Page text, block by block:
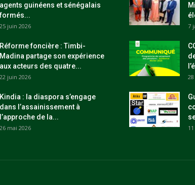
agents guinéens et sénégalais
formés...
25 juin 2026
Réforme foncière : Timbi-
Madina partage son expérience
aux acteurs des quatre...
22 juin 2026
Kindia : la diaspora s’engage
dans l’assainissement à
l’approche de la...
26 mai 2026
7